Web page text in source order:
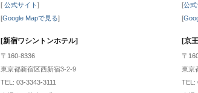
[ 公式サイト]
[Google Mapで見る]
[新宿ワシントンホテル]
〒160-8336
東京都新宿区西新宿3-2-9
TEL: 03-3343-3111
[公式
[
[京
〒
東京
TEL: